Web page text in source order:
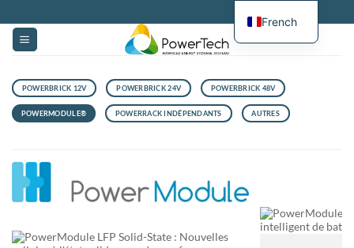
au
contenu
POWERBRICK 12V POWERBRICK 24V POWERBRICK 48V
POWERMODULE® POWERRACK INDÉPENDANTS AUTRES
French